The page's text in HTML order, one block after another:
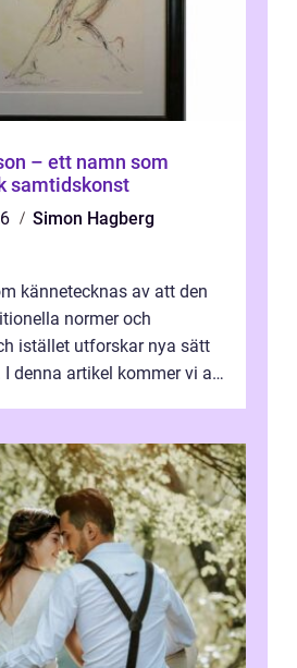
– ett namn som
samtidskonst
Simon Hagberg
kännetecknas av att den
normer och
istället utforskar nya sätt
denna artikel kommer vi att